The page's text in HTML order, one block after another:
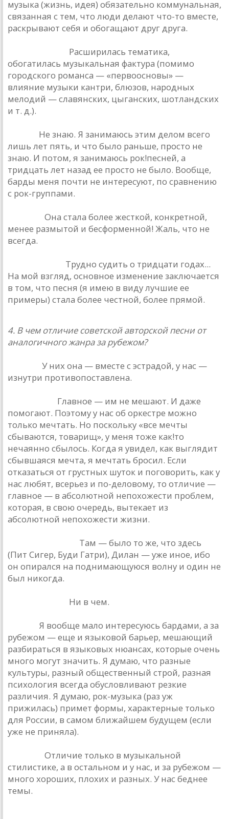
музыка (жизнь, идея) обязательно коммунальная,
связанная с тем, что люди делают что-то вместе,
раскрывают себя и обогащают друг друга.
Расширилась тематика,
обогатилась музыкальная фактура (помимо
городского романса — «первоосновы» —
влияние музыки кантри, блюзов, народных
мелодий — славянских, цыганских, шотландских
и т. д.).
Не знаю. Я занимаюсь этим делом всего
лишь лет пять, и что было раньше, просто не
знаю. И потом, я занимаюсь рок!песней, а
тридцать лет назад ее просто не было. Вообще,
барды меня почти не интересуют, по сравнению
с рок-группами.
Она стала более жесткой, конкретной,
менее размытой и бесформенной! Жаль, что не
всегда.
Трудно судить о тридцати годах...
На мой взгляд, основное изменение заключается
в том, что песня (я имею в виду лучшие ее
примеры) стала более честной, более прямой.
4. В чем отличие советской авторской песни от
аналогичного жанра за рубежом?
У них она — вместе с эстрадой, у нас —
изнутри противопоставлена.
Главное — им не мешают. И даже
помогают. Поэтому у нас об оркестре можно
только мечтать. Но поскольку «все мечты
сбываются, товарищ», у меня тоже как!то
нечаянно сбылось. Когда я увидел, как выглядит
сбывшаяся мечта, я мечтать бросил. Если
отказаться от грустных шуток и поговорить, как у
нас любят, всерьез и по-деловому, то отличие —
главное — в абсолютной непохожести проблем,
которая, в свою очередь, вытекает из
абсолютной непохожести жизни.
Там — было то же, что здесь
(Пит Сигер, Буди Гатри), Дилан — уже иное, ибо
он опирался на поднимающуюся волну и один не
был никогда.
Ни в чем.
Я вообще мало интересуюсь бардами, а за
рубежом — еще и языковой барьер, мешающий
разбираться в языковых нюансах, которые очень
много могут значить. Я думаю, что разные
культуры, разный общественный строй, разная
психология всегда обусловливают резкие
различия. Я думаю, рок-музыка (раз уж
прижилась) примет формы, характерные только
для России, в самом ближайшем будущем (если
уже не приняла).
Отличие только в музыкальной
стилистике, а в остальном и у нас, и за рубежом —
много хороших, плохих и разных. У нас беднее
темы.